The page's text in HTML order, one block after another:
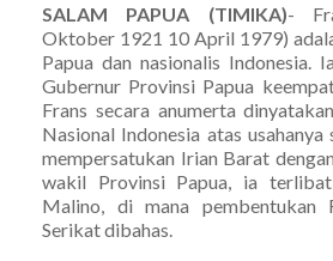
SALAM PAPUA (TIMIKA)-
Oktober 1921 10 April 1979)
Papua dan nasionalis Indonesia.
Gubernur Provinsi Papua
Frans secara anumerta
Nasional Indonesia atas
mempersatukan Irian Barat
wakil Provinsi Papua, ia
Malino, di mana pembentukan
Serikat dibahas.